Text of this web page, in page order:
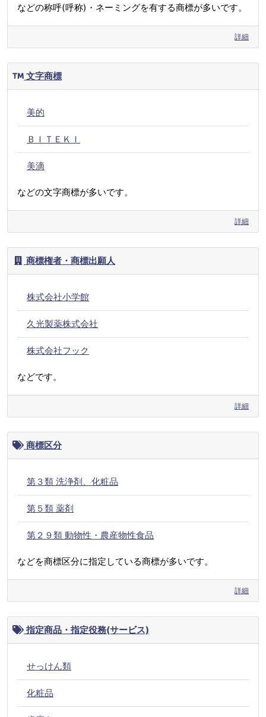
などの称呼(呼称)・ネーミングを有する商標が多いです。
詳細
文字商標
美的
ＢＩＴＥＫＩ
美滴
などの文字商標が多いです。
詳細
商標権者・商標出願人
株式会社小学館
久光製薬株式会社
株式会社フック
などです。
詳細
商標区分
第３類 洗浄剤、化粧品
第５類 薬剤
第２９類 動物性・農産物性食品
などを商標区分に指定している商標が多いです。
詳細
指定商品・指定役務(サービス)
せっけん類
化粧品